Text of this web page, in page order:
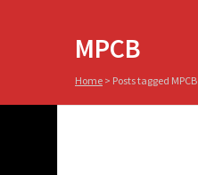
MPCB
Home > Posts tagged MPCB